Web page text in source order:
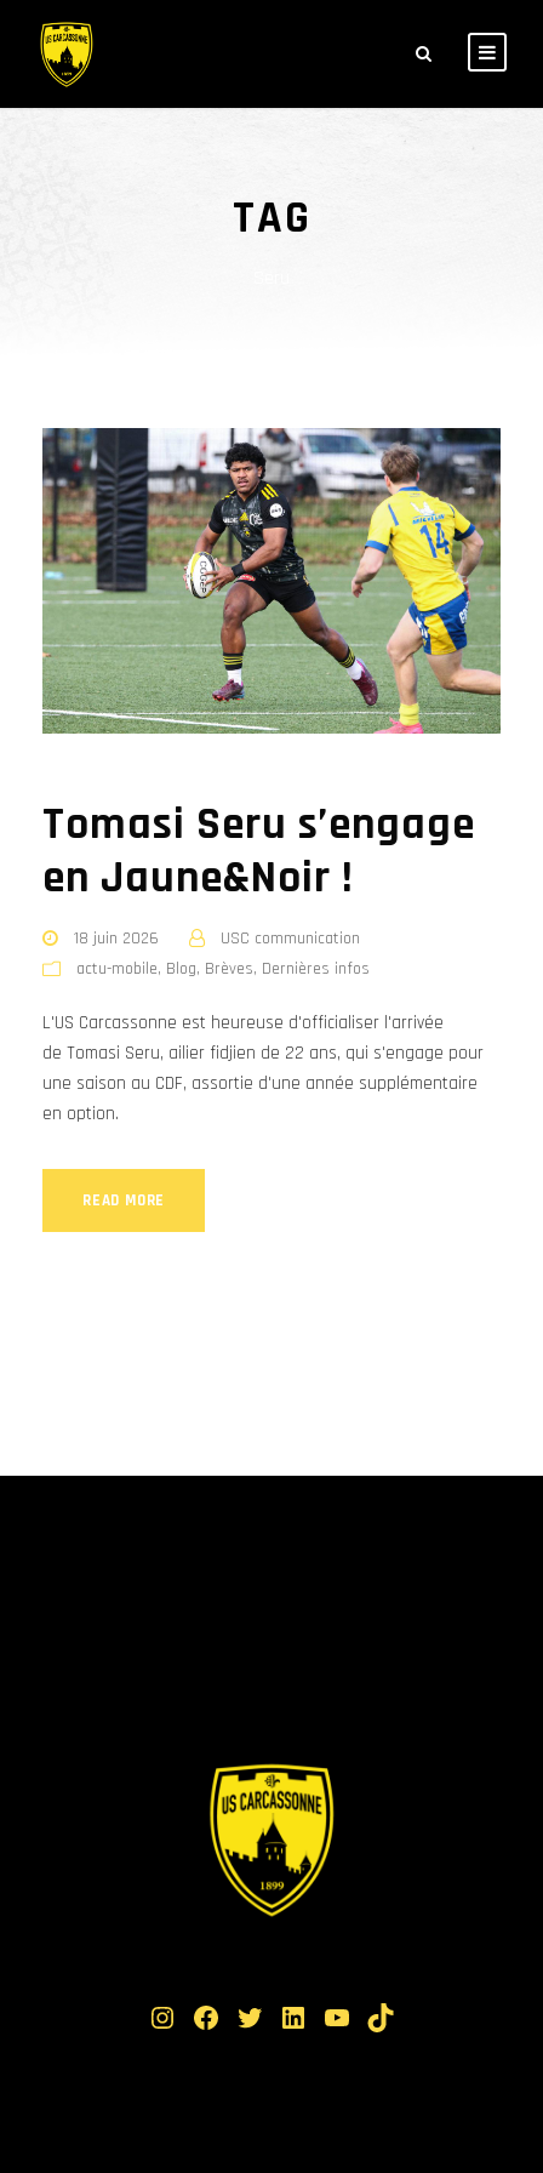
TAG
Tomasi Seru s’engage
en Jaune&Noir !
18 juin 2026
USC communication
actu-mobile, Blog, Brèves, Dernières infos
L'US Carcassonne est heureuse d'officialiser l'arrivée
de Tomasi Seru, ailier fidjien de 22 ans, qui s'engage pour
une saison au CDF, assortie d'une année supplémentaire
en option.
READ MORE
Instagram Facebook Twitter LinkedIn YouTube TikTok